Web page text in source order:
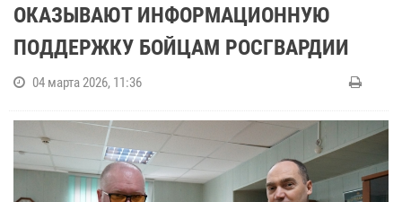
ОКАЗЫВАЮТ ИНФОРМАЦИОННУЮ
ПОДДЕРЖКУ БОЙЦАМ РОСГВАРДИИ
04 марта 2026, 11:36